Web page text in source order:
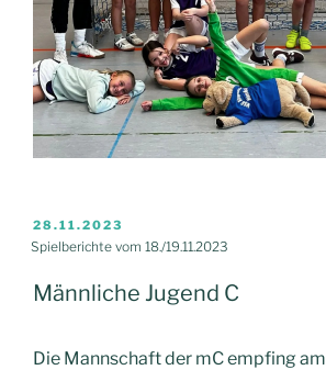
VERÖFFENTLICHT
AM
28.11.2023
Spielberichte vom 18./19.11.2023
Männliche Jugend C
Die Mannschaft der mC empfing am